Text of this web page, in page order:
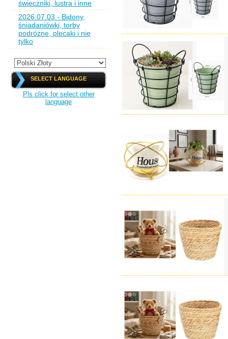
świeczniki, lustra i inne
2026.07.03 - Bidony,
śniadaniówki, torby
podróżne, plecaki i nie
tylko
SELECT LANGUAGE
Pls click for select other
language